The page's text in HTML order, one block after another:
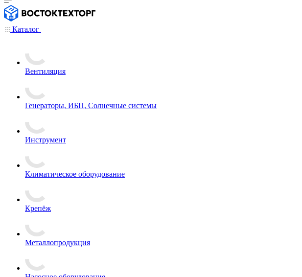
Каталог
Вентиляция
Генераторы, ИБП, Солнечные системы
Инструмент
Климатическое оборудование
Крепёж
Металлопродукция